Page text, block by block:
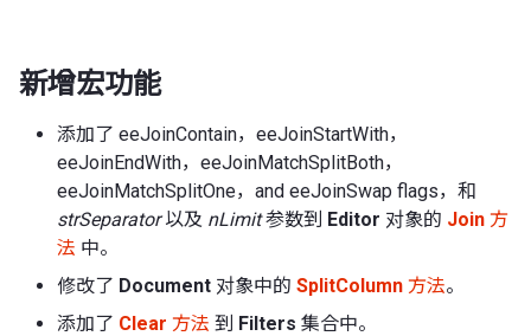
新增宏功能
添加了 eeJoinContain，eeJoinStartWith，
eeJoinEndWith，eeJoinMatchSplitBoth，
eeJoinMatchSplitOne，and eeJoinSwap flags，和
strSeparator以及 nLimit参数到 Editor 对象的 Join 方
法 中。
修改了 Document 对象中的 SplitColumn 方法。
添加了 Clear 方法 到 Filters 集合中。